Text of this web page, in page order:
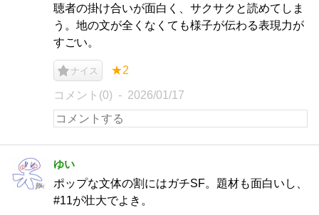
聴者の掛け合いが面白く、サクサクと読めてしま
う。地の文が全くなくても様子が伝わる表現力が
すごい。
ナイス ★2
コメント(0) 2026/01/17
ゆい
ポップな文体の割にはガチSF。題材も面白いし、
#11が壮大でよき。